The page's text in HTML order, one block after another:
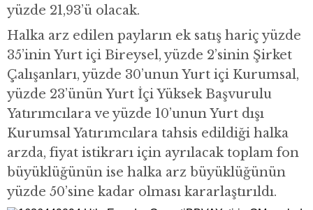
yüzde 21,93’ü olacak.
Halka arz edilen payların ek satış hariç yüzde
35’inin Yurt içi Bireysel, yüzde 2’sinin Şirket
Çalışanları, yüzde 30’unun Yurt içi Kurumsal,
yüzde 23’ünün Yurt İçi Yüksek Başvurulu
Yatırımcılara ve yüzde 10’unun Yurt dışı
Kurumsal Yatırımcılara tahsis edildiği halka
arzda, fiyat istikrarı için ayrılacak toplam fon
büyüklüğünün ise halka arz büyüklüğünün
yüzde 50’sine kadar olması kararlaştırıldı.